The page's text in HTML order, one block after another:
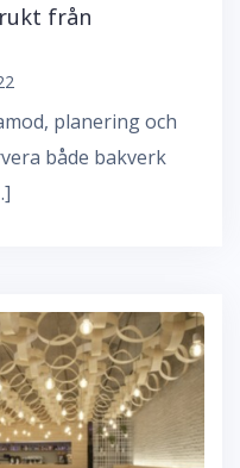
från
planering och
både bakverk